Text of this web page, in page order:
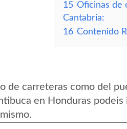
15 Oficinas de
Cantabria:
16 Contenido
de carreteras como del
en Honduras podeis